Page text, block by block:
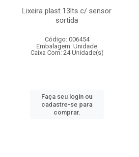
Lixeira plast 13lts c/ sensor
sortida
Código: 006454
Embalagem: Unidade
Caixa Com: 24 Unidade(s)
Faça seu login ou
cadastre-se para
comprar.